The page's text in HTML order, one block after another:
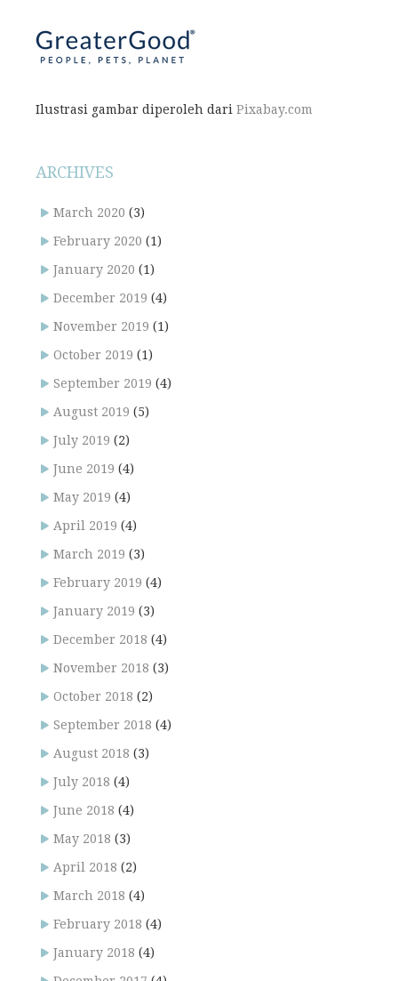
Ilustrasi gambar diperoleh dari Pixabay.com
ARCHIVES
March 2020 (3)
February 2020 (1)
January 2020 (1)
December 2019 (4)
November 2019 (1)
October 2019 (1)
September 2019 (4)
August 2019 (5)
July 2019 (2)
June 2019 (4)
May 2019 (4)
April 2019 (4)
March 2019 (3)
February 2019 (4)
January 2019 (3)
December 2018 (4)
November 2018 (3)
October 2018 (2)
September 2018 (4)
August 2018 (3)
July 2018 (4)
June 2018 (4)
May 2018 (3)
April 2018 (2)
March 2018 (4)
February 2018 (4)
January 2018 (4)